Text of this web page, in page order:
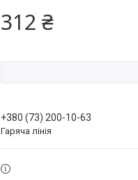
312 ₴
+380 (73) 200-10-63
Гаряча лінія